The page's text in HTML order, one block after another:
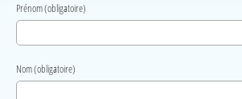
Prénom (obligatoire)
Nom (obligatoire)